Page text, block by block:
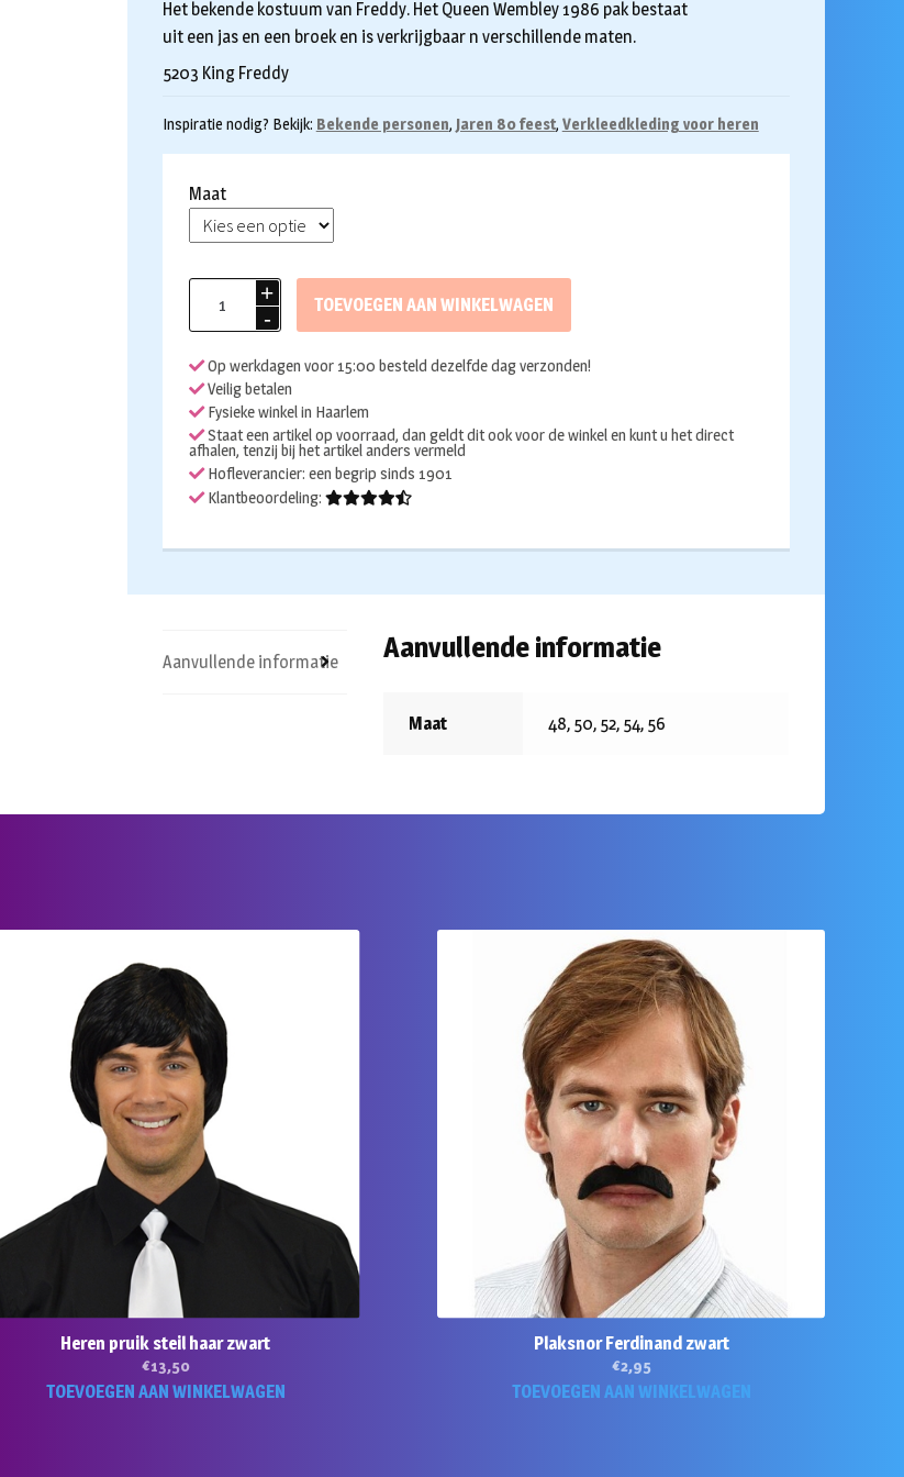
Het bekende kostuum van Freddy. Het Queen Wembley 1986 pak bestaat
uit een jas en een broek en is verkrijgbaar n verschillende maten.
5203 King Freddy
Inspiratie nodig? Bekijk: Bekende personen, Jaren 80 feest, Verkleedkleding voor heren
Maat
Mercury
aantal
TOEVOEGEN AAN WINKELWAGEN
Op werkdagen voor 15:00 besteld dezelfde dag verzonden!
Veilig betalen
Fysieke winkel in Haarlem
Staat een artikel op voorraad, dan geldt dit ook voor de winkel en kunt u het direct
afhalen, tenzij bij het artikel anders vermeld
Hofleverancier: een begrip sinds 1901
Klantbeoordeling:
Aanvullende informatie Aanvullende informatie
Maat 48, 50, 52, 54, 56
Heren pruik steil haar zwart
€13,50
TOEVOEGEN AAN WINKELWAGEN
Plaksnor Ferdinand zwart
€2,95
TOEVOEGEN AAN WINKELWAGEN